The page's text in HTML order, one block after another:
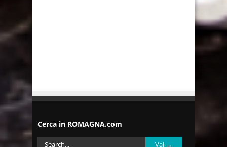
Cerca in ROMAGNA.com